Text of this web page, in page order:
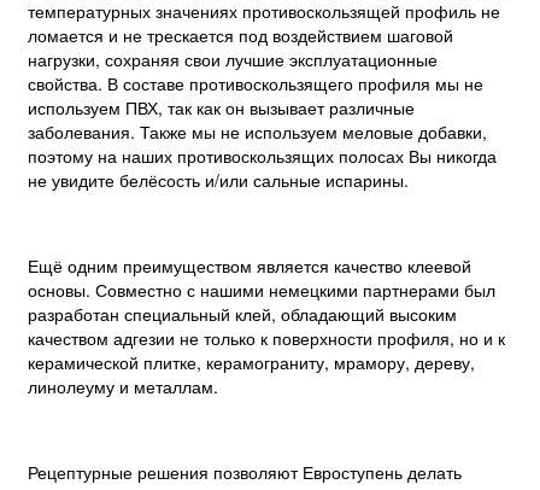
температурных значениях противоскользящей профиль не
ломается и не трескается под воздействием шаговой
нагрузки, сохраняя свои лучшие эксплуатационные
свойства. В составе противоскользящего профиля мы не
используем ПВХ, так как он вызывает различные
заболевания. Также мы не используем меловые добавки,
поэтому на наших противоскользящих полосах Вы никогда
не увидите белёсость и/или сальные испарины.
Ещё одним преимуществом является качество клеевой
основы. Совместно с нашими немецкими партнерами был
разработан специальный клей, обладающий высоким
качеством адгезии не только к поверхности профиля, но и к
керамической плитке, керамограниту, мрамору, дереву,
линолеуму и металлам.
Рецептурные решения позволяют Евроступень делать